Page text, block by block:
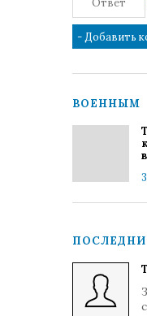
ВОЕННЫМ